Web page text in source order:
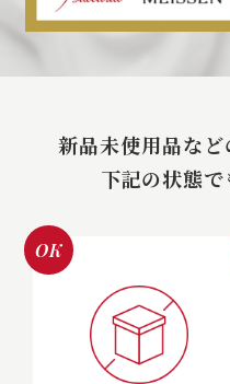
新品未使用品など
下記の状態
OK